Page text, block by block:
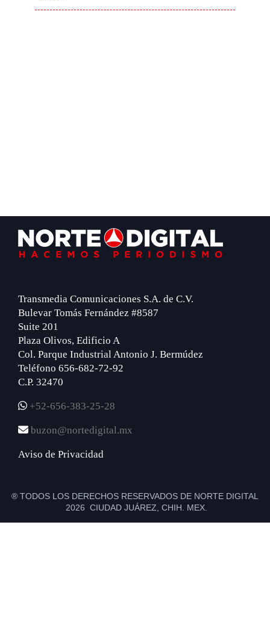
Footer
Transmedia Comunicaciones S.A. de C.V.
Bulevar Tomás Fernández #8587
Suite 201
Plaza Olivos, Edificio A
Col. Parque Industrial Antonio J. Bermúdez
Teléfono 656-682-72-92
C.P. 32470
+52-656-383-25-28
buzon@nortedigital.mx
Aviso de Privacidad
® TODOS LOS DERECHOS RESERVADOS DE NORTE DIGITAL
2026 CIUDAD JUÁREZ, CHIH. MEX.